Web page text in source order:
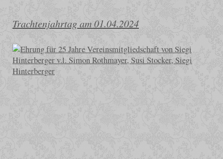
Trachtenjahrtag am 01.04.2024